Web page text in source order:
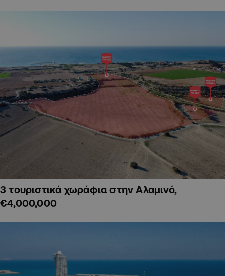
3 τουριστικά χωράφια στην Αλαμινό,
€4,000,000